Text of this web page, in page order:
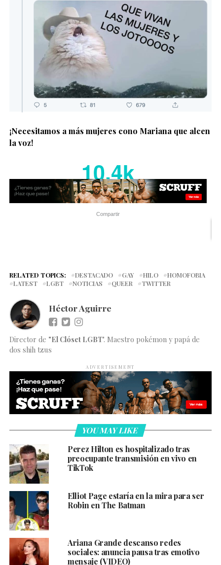
¡Necesitamos a más mujeres cono Mariana que alcen
la voz!
10.4k
Compartir
RELATED TOPICS: DESTACADO GAY HILO
HOMOFOBIA
LATEST
LGBT NOTICIAS QUEER TWITTER
Héctor Aguirre
Director de "El Clóset LGBT". Maestro pokémon y papá de
dos shih tzus
ADVERTISEMENT
YOU MAY LIKE
Perez Hilton es hospitalizado tras
preocupante transmisión en vivo en
TikTok
Elliot Page estaría en la mira para ser
Robin en The Batman
Ariana Grande descanso redes
sociales: anuncia pausa tras emotivo
mensaje (VIDEO)